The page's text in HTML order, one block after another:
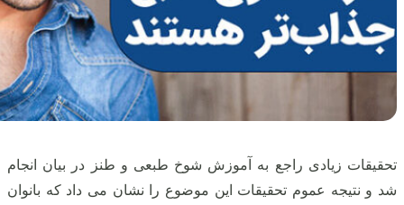
تحقیقات زیادی راجع به آموزش شوخ طبعی و طنز در بیان انجام
شد و نتیجه عموم تحقیقات این موضوع را نشان می‌ داد که بانوان